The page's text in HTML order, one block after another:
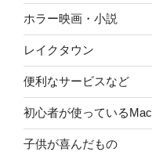
ホラー映画・小説
レイクタウン
便利なサービスなど
初心者が使っているMac
子供が喜んだもの